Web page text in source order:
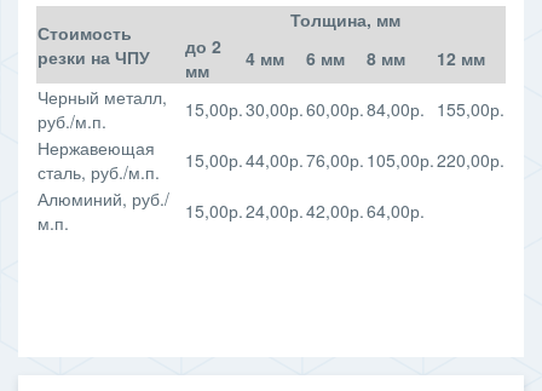
Стоимость
резки на ЧПУ
Толщина, мм
до 2
мм
4 мм 6 мм 8 мм
12 мм
Черный металл,
руб./м.п.
15,00р.30,00р.60,00р.84,00р. 155,00р.
Нержавеющая
сталь, руб./м.п.
15,00р.44,00р.76,00р. 105,00р.220,00р.
Алюминий, руб./
м.п.
15,00р.24,00р.42,00р.64,00р.